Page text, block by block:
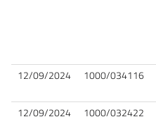
12/09/2024 1000/034116
12/09/2024 1000/032422